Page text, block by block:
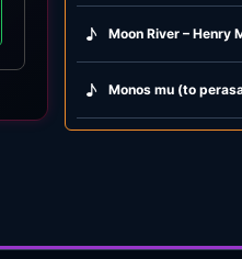
♪ Moon River – Henry
♪ Monos mu (to